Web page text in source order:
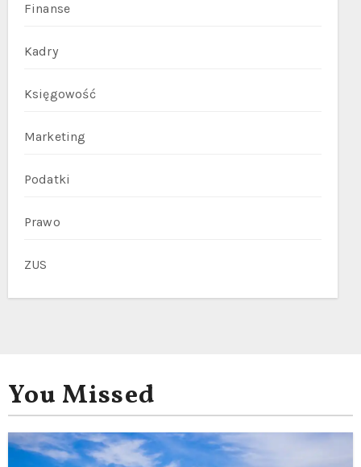
Finanse
Kadry
Księgowość
Marketing
Podatki
Prawo
ZUS
You Missed